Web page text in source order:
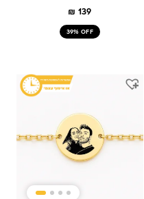
₪ 139
39% OFF